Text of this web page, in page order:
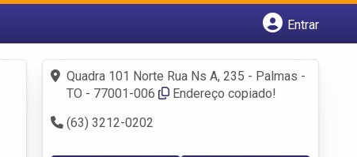
Entrar
Fazer login
Criar conta
Quadra 101 Norte Rua Ns A, 235 - Palmas -
TO - 77001-006
Endereço copiado!
(63) 3212-0202